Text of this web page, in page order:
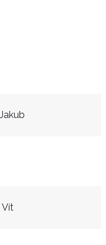
Vít